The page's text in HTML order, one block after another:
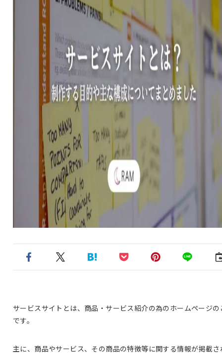
サービスサイトとは、商品・サービス紹介の為のホームページの
です。
主に、商品やサービス、その商品の特徴等に関する情報が掲載さ